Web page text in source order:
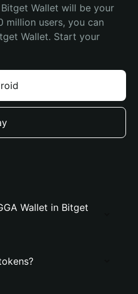
Wallet will be your
million users, you can
Wallet. Start your
Wallet in Bitget